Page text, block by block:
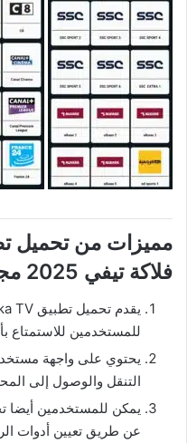
فلاكة تيفي 2025 مجانا
للمستخدمين للاستمتاع
يحتوي على واجهة
التنقل والوصول إلى
يمكن للمستخدمين أيضا
عن طريق تعيين أدوات